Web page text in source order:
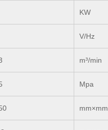
KW
V/Hz
m³/min
Mpa
mm×mm